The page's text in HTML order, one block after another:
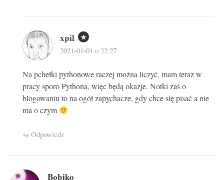
xpil
2021-01-01 o 22:27
Na pchełki pythonowe raczej można liczyć, mam teraz w
pracy sporo Pythona, więc będą okazje. Notki zaś o
blogowaniu to na ogół zapychacze, gdy chce się pisać a nie
ma o czym
Odpowiedz
Bobiko